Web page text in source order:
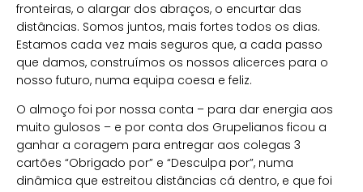
fronteiras, o alargar dos abraços, o encurtar das
distâncias. Somos juntos, mais fortes todos os dias.
Estamos cada vez mais seguros que, a cada passo
que damos, construímos os nossos alicerces para o
nosso futuro, numa equipa coesa e feliz.
O almoço foi por nossa conta – para dar energia aos
muito gulosos – e por conta dos Grupelianos ficou a
ganhar a coragem para entregar aos colegas 3
cartões “Obrigado por” e “Desculpa por”, numa
dinâmica que estreitou distâncias cá dentro, e que foi